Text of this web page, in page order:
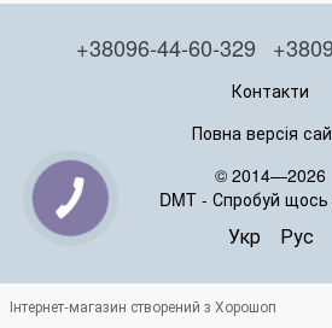
+38096-44-60-329
Контакти
Повна версія
© 2014—2026
DMT - Спробуй щось
Укр Рус
Інтернет-магазин створений з Хорошоп